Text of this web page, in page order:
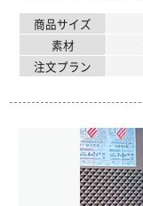
商品サイズ
素材
注文プラン